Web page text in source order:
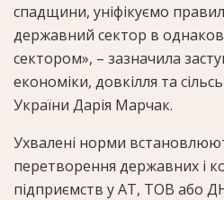
спадщини, уніфікуємо
державний сектор в
сектором», – зазначила
економіки, довкілля та
України Дарія Марчак.
Ухвалені норми
перетворення державних і
підприємств у АТ, ТОВ або